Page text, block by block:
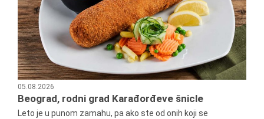
05.08.2026
Beograd, rodni grad Karađorđeve šnicle
Leto je u punom zamahu, pa ako ste od onih koji se